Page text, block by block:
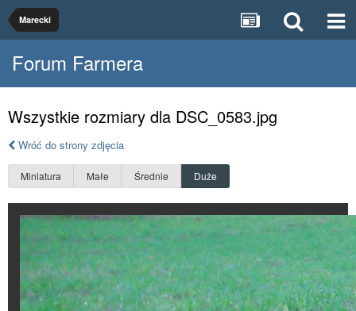
Marecki
Forum Farmera
Wszystkie rozmiary dla DSC_0583.jpg
Wróć do strony zdjęcia
Miniatura Małe Średnie Duże